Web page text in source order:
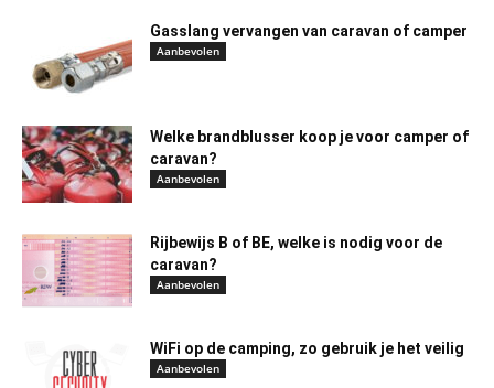
Gasslang vervangen van caravan of camper
Aanbevolen
Welke brandblusser koop je voor camper of
caravan?
Aanbevolen
Rijbewijs B of BE, welke is nodig voor de
caravan?
Aanbevolen
WiFi op de camping, zo gebruik je het veilig
Aanbevolen